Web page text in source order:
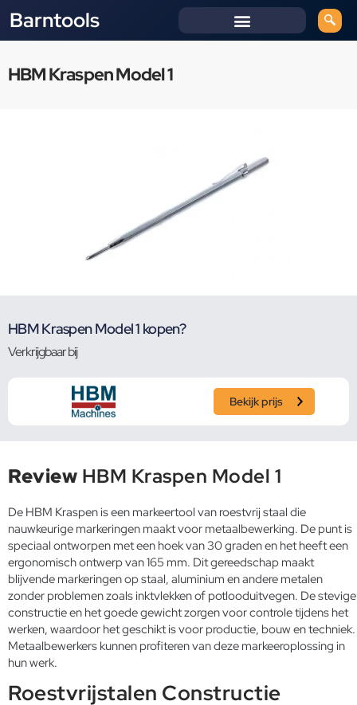
Barntools
HBM Kraspen Model 1
HBM Kraspen Model 1 kopen?
Verkrijgbaar bij
Bekijk prijs
Review HBM Kraspen Model 1
De HBM Kraspen is een markeertool van roestvrij staal die
nauwkeurige markeringen maakt voor metaalbewerking. De punt is
speciaal ontworpen met een hoek van 30 graden en het heeft een
ergonomisch ontwerp van 165 mm. Dit gereedschap maakt
blijvende markeringen op staal, aluminium en andere metalen
zonder problemen zoals inktvlekken of potlooduitvegen. De stevige
constructie en het goede gewicht zorgen voor controle tijdens het
werken, waardoor het geschikt is voor productie, bouw en techniek.
Metaalbewerkers kunnen profiteren van deze markeeroplossing in
hun werk.
Roestvrijstalen Constructie